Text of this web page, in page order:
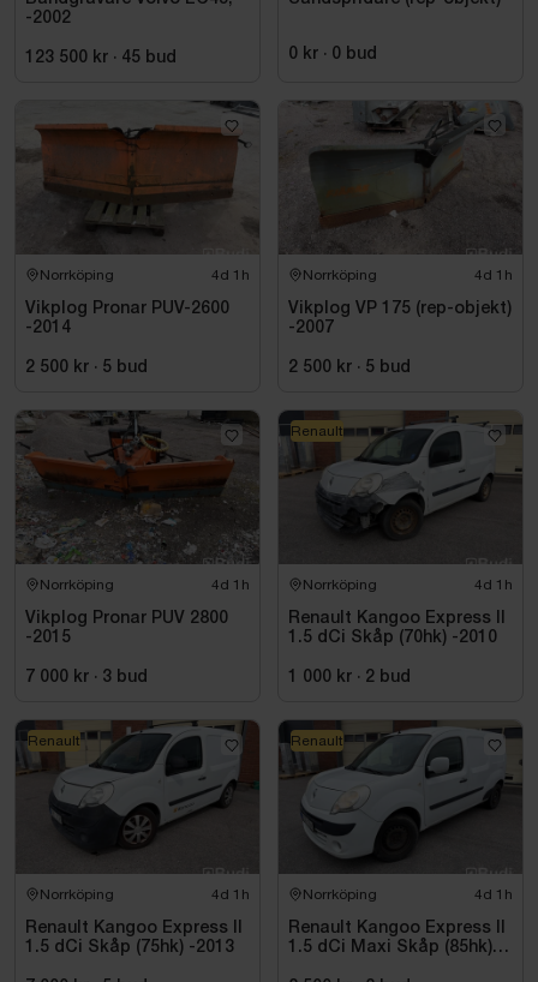
-2002
123 500 kr · 45 bud 0 kr · 0 bud
Norrköping 4d 1h
Vikplog Pronar PUV-2600
-2014
2 500 kr · 5 bud
Norrköping 4d 1h
Vikplog VP 175 (rep-objekt)
-2007
2 500 kr · 5 bud
Norrköping 4d 1h
Vikplog Pronar PUV 2800
-2015
7 000 kr · 3 bud
Norrköping 4d 1h
Renault Kangoo Express II
1.5 dCi Skåp (70hk) -2010
1 000 kr · 2 bud
Renault
Norrköping 4d 1h
Renault Kangoo Express II
1.5 dCi Skåp (75hk) -2013
Renault
Norrköping 4d 1h
Renault Kangoo Express II
1.5 dCi Maxi Skåp (85hk)
Renault